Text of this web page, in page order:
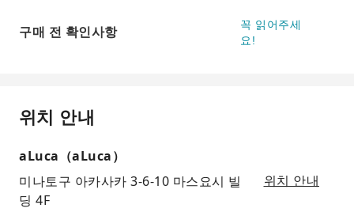
구매 전 확인사항
꼭 읽어주세
요!
위치 안내
aLuca（aLuca）
미나토구 아카사카 3-6-10 마스요시 빌
딩 4F
위치 안내